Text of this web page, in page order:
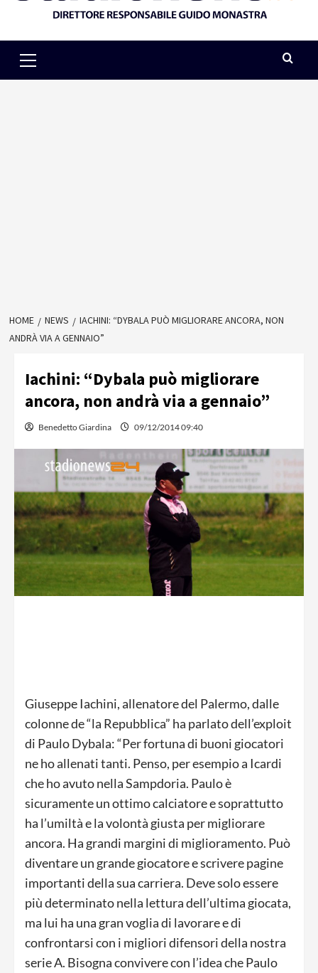
Menu
HOME NEWS
IACHINI: “DYBALA PUÒ MIGLIORARE ANCORA, NON
ANDRÀ VIA A GENNAIO”
Iachini: “Dybala può migliorare
ancora, non andrà via a gennaio”
Benedetto Giardina 09/12/2014 09:40
Giuseppe Iachini, allenatore del Palermo, dalle
colonne de “la Repubblica” ha parlato dell’exploit
di Paulo Dybala: “Per fortuna di buoni giocatori
ne ho allenati tanti. Penso, per esempio a Icardi
che ho avuto nella Sampdoria. Paulo è
sicuramente un ottimo calciatore e soprattutto
ha l’umiltà e la volontà giusta per migliorare
ancora. Ha grandi margini di miglioramento. Può
diventare un grande giocatore e scrivere pagine
importanti della sua carriera. Deve solo essere
più determinato nella lettura dell’ultima giocata,
ma lui ha una gran voglia di lavorare e di
confrontarsi con i migliori difensori della nostra
serie A. Bisogna convivere con l’idea che Paulo